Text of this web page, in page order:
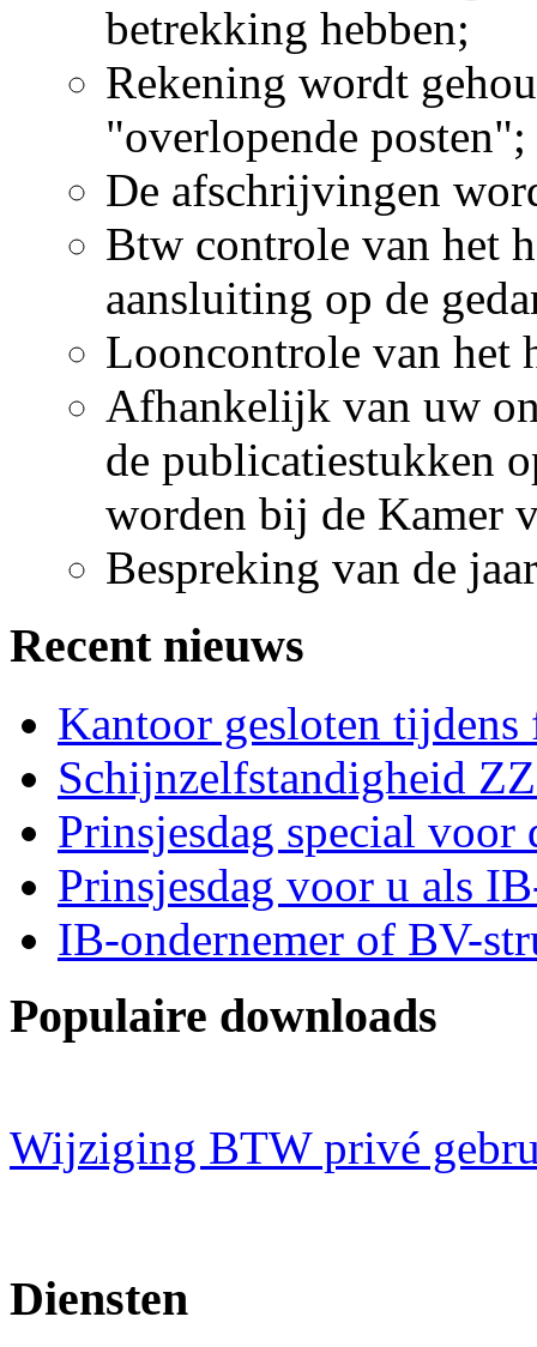
betrekking hebben;
Rekening wordt
"overlopende posten";
De afschrijvingen
Btw controle van het
aansluiting op de
Looncontrole van het
Afhankelijk van uw
de publicatiestukken
worden bij de Kamer
Bespreking van de
Recent nieuws
Kantoor gesloten tijdens
Schijnzelfstandigheid
Prinsjesdag special voor
Prinsjesdag voor u als
IB-ondernemer of BV-
Populaire downloads
Wijziging BTW privé
Diensten